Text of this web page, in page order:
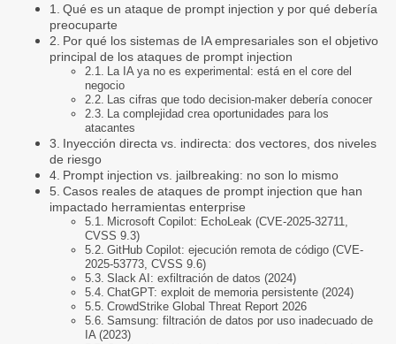
Qué es un ataque de prompt injection y por qué debería
preocuparte
Por qué los sistemas de IA empresariales son el objetivo
principal de los ataques de prompt injection
La IA ya no es experimental: está en el core del
negocio
Las cifras que todo decision-maker debería conocer
La complejidad crea oportunidades para los
atacantes
Inyección directa vs. indirecta: dos vectores, dos niveles
de riesgo
Prompt injection vs. jailbreaking: no son lo mismo
Casos reales de ataques de prompt injection que han
impactado herramientas enterprise
Microsoft Copilot: EchoLeak (CVE-2025-32711,
CVSS 9.3)
GitHub Copilot: ejecución remota de código (CVE-
2025-53773, CVSS 9.6)
Slack AI: exfiltración de datos (2024)
ChatGPT: exploit de memoria persistente (2024)
CrowdStrike Global Threat Report 2026
Samsung: filtración de datos por uso inadecuado de
IA (2023)